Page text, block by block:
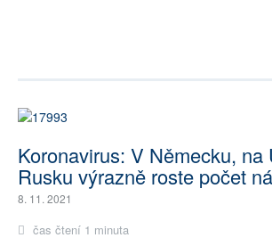
Koronavirus: V Německu, na
Rusku výrazně roste počet
8. 11. 2021
čas čtení 1 minuta